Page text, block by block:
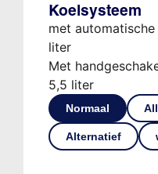
Koelsysteem
met
liter
Met
5,5 liter
Normaal
Alternatief